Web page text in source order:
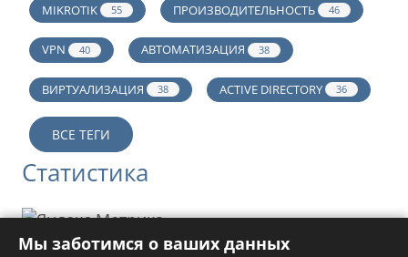
MIKROTIK 55 ПРОИЗВОДИТЕЛЬНОСТЬ 46
VPN 40 АВТОМАТИЗАЦИЯ 38
ВИРТУАЛИЗАЦИЯ 38 ACTIVE DIRECTORY 36
ВСЕ ТЕГИ
Статистика
Мы заботимся о ваших данных